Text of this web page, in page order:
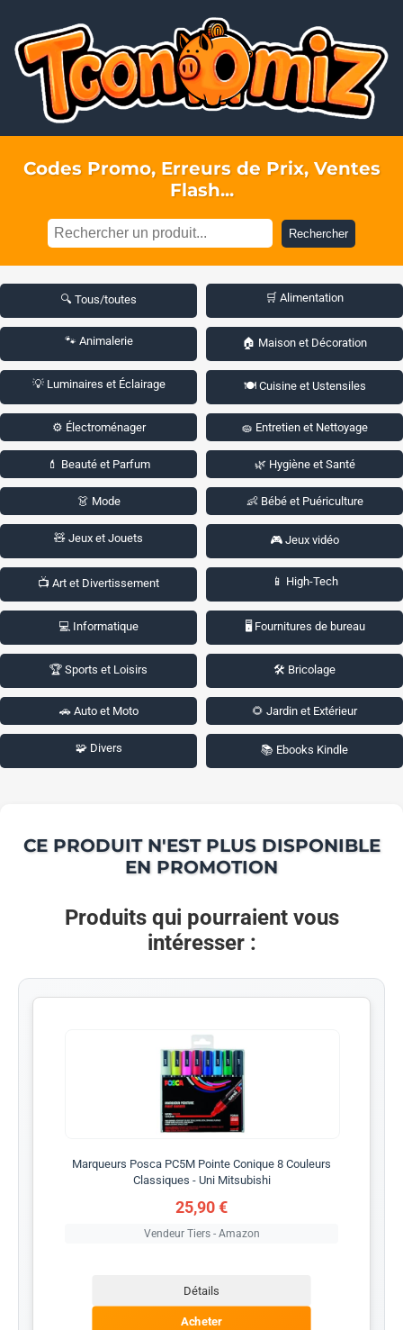
Codes Promo, Erreurs de Prix, Ventes
Flash...
Rechercher
🔍 Tous/toutes 🛒 Alimentation
🐾 Animalerie 🏠 Maison et Décoration
💡 Luminaires et Éclairage 🍽️ Cuisine et Ustensiles
⚙️ Électroménager 🧽 Entretien et Nettoyage
💄 Beauté et Parfum 🌿 Hygiène et Santé
👗 Mode 👶 Bébé et Puériculture
🧸 Jeux et Jouets 🎮 Jeux vidéo
📺 Art et Divertissement 📱 High-Tech
💻 Informatique 🖥️ Fournitures de bureau
🏆 Sports et Loisirs 🛠️ Bricolage
🚗 Auto et Moto 🌻 Jardin et Extérieur
🧩 Divers 📚 Ebooks Kindle
CE PRODUIT N'EST PLUS DISPONIBLE
EN PROMOTION
Produits qui pourraient vous
intéresser :
Marqueurs Posca PC5M Pointe Conique 8 Couleurs
Classiques - Uni Mitsubishi
25,90 €
Vendeur Tiers - Amazon
Détails
Acheter